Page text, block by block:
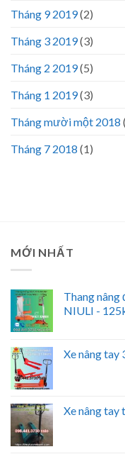
Tháng 9 2019(2)
Tháng 3 2019(3)
Tháng 2 2019(5)
Tháng 1 2019(3)
Tháng mười một 2018
Tháng 7 2018 (1)
MỚI NHẤT
Thang
NIULI -
Xe nâng tay
Xe nâng tay